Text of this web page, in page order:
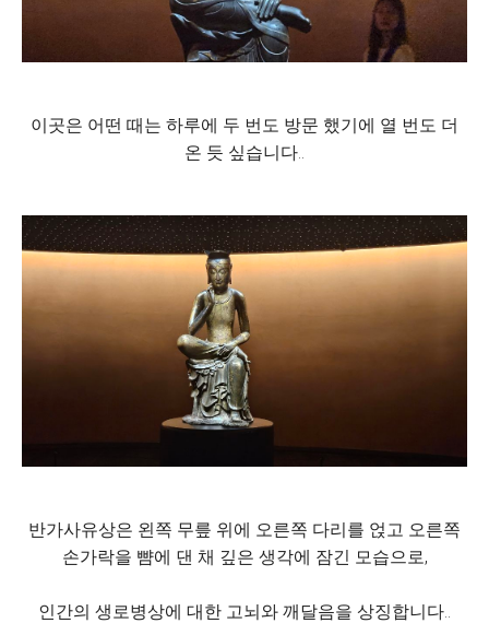
이곳은 어떤 때는 하루에 두 번도 방문 했기에 열 번도 더
온 듯 싶습니다..
반가사유상은 왼쪽 무릎 위에 오른쪽 다리를 얹고 오른쪽
손가락을 뺨에 댄 채 깊은 생각에 잠긴 모습으로,
인간의 생로병상에 대한 고뇌와 깨달음을 상징합니다..